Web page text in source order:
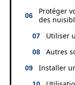
Protéger
des
Utiliser
Autres
Installer